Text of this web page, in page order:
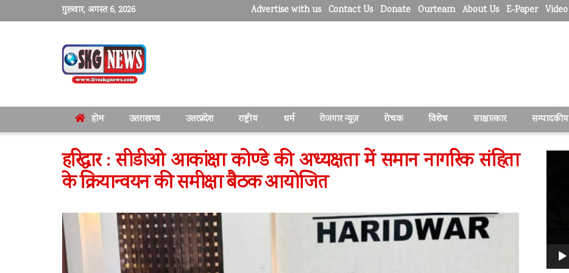
गुरूवार, अगस्त 6, 2026 Advertise with us Contact Us Donate Ourteam About Us E-Paper Video
होम उत्तराखण्ड उत्तरप्रदेश राष्ट्रीय धर्म रोजगार न्यूज़ रोचक विशेष साक्षात्कार सम्पादकीय
हरिद्वार : सीडीओ आकांक्षा कोण्डे की अध्यक्षता में समान नागरिक संहिता
के क्रियान्वयन की समीक्षा बैठक आयोजित